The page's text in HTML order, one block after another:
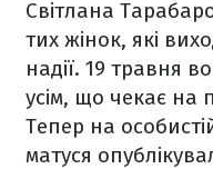
Світлана
тих жінок, які
надії. 19 травня
усім, що чекає на
Тепер на
матуся